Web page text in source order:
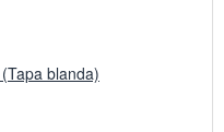
blanda)